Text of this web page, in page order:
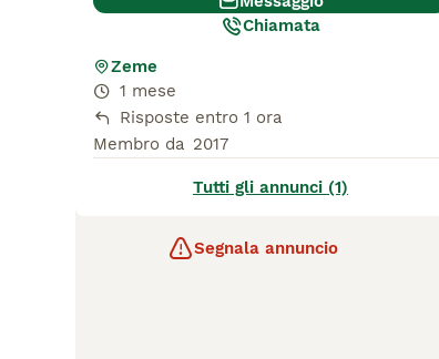
Chiamata
Zeme
1 mese
Risposte entro 1 ora
Membro da 2017
Tutti gli annunci (1)
Segnala annuncio